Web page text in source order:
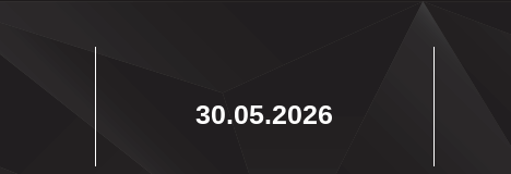
30.05.2026